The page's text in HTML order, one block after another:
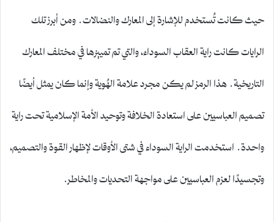
حيث كانت تُستخدم للإشارة إلى المعارك والنضالات. ومن أبرز تلك
الرايات كانت راية العقاب السوداء، والتي تم تمييزها في مختلف المعارك
التاريخية. هذا الرمز لم يكن مجرد علامة الهُوية وإنما كان يمثل أيضًا
تصميم العباسيين على استعادة الخلافة وتوحيد الأمة الإسلامية تحت راية
واحدة. استخدمت الراية السوداء في شتى الأوقات لإظهار القوة والتصميم،
وتجسيدًا لعزم العباسيين على مواجهة التحديات والمخاطر.